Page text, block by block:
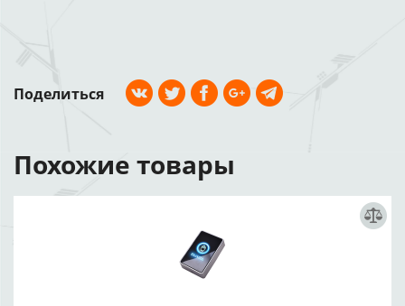
Поделиться
Похожие товары